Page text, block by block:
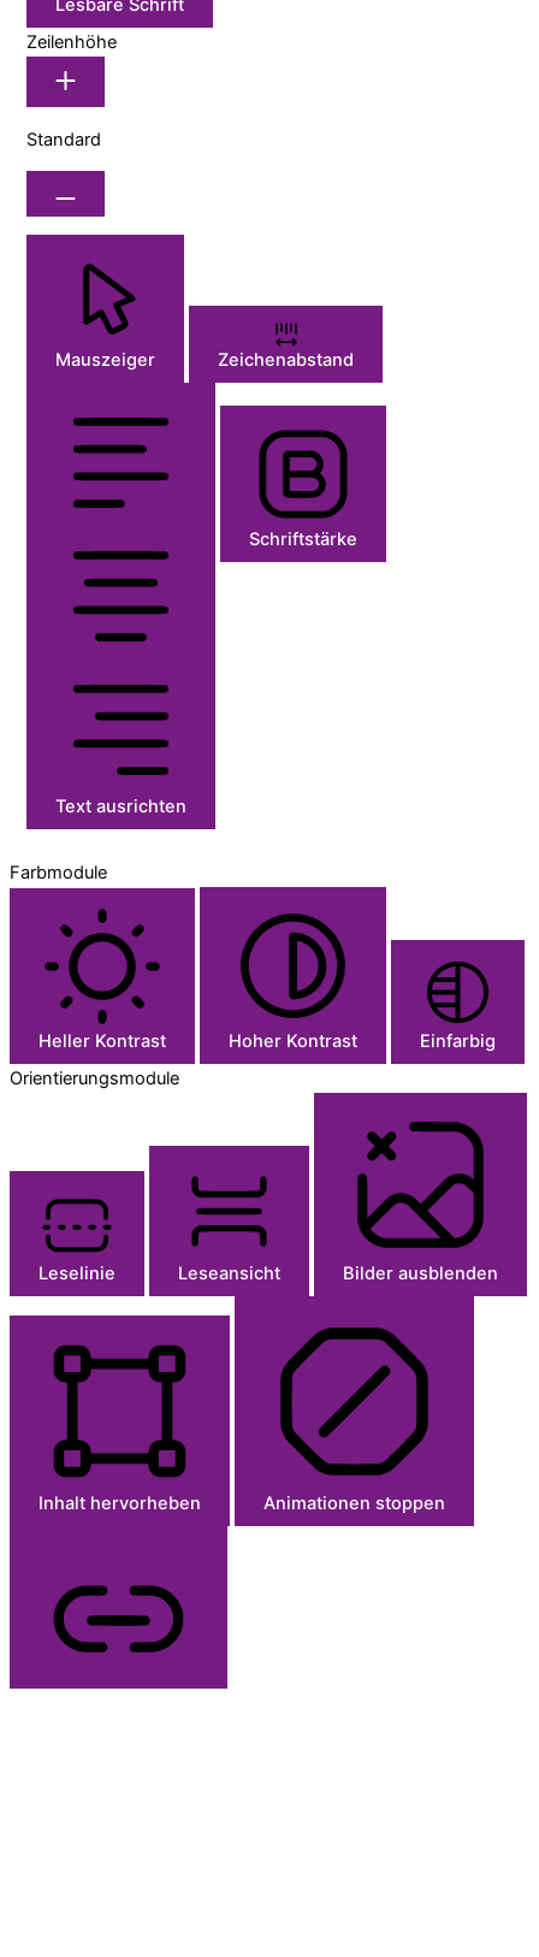
Lesbare Schrift
Zeilenhöhe
Standard
Mauszeiger Zeichenabstand
Text ausrichten
Schriftstärke
Farbmodule
Heller Kontrast Hoher Kontrast
Einfarbig
Orientierungsmodule
Leselinie Leseansicht Bilder ausblenden
Inhalt hervorheben Animationen stoppen